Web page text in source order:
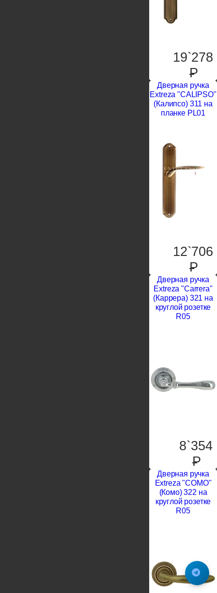
19`278
P
Дверная ручка
Extreza "CALIPSO"
(Калипсо) 311 на
планке PL01
12`706
P
Дверная ручка
Extreza "Carrera"
(Каррера) 321 на
круглой розетке
R05
8`354
P
Дверная ручка
Extreza "COMO"
(Комо) 322 на
круглой розетке
R05